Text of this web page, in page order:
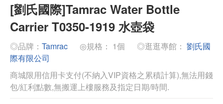
[劉氏國際]Tamrac Water Bottle
Carrier T0350-1919 水壺袋
◎品牌： Tamrac ◎規格： 1個 ◎逛逛專館： 劉氏國
際有限公司
商城限用信用卡支付(不納入VIP資格之累積計算),無法用錢
包/紅利點數,無搬運上樓服務及指定日期/時間.